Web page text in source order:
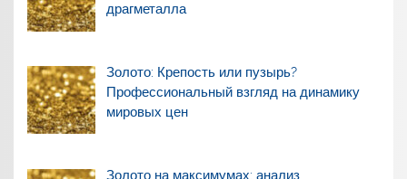
драгметалла
Золото: Крепость или пузырь?
Профессиональный взгляд на динамику
мировых цен
Золото на максимумах: анализ